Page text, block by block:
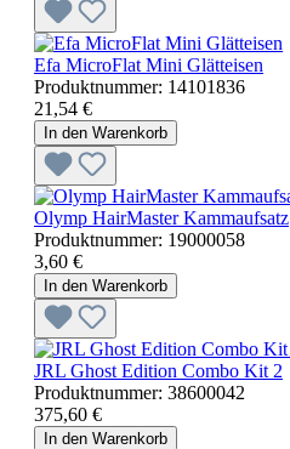
Efa MicroFlat Mini Glätteisen
Produktnummer: 14101836
21,54 €
In den Warenkorb
Olymp HairMaster Kammaufsatz
Produktnummer: 19000058
3,60 €
In den Warenkorb
JRL Ghost Edition Combo Kit 2
Produktnummer: 38600042
375,60 €
In den Warenkorb